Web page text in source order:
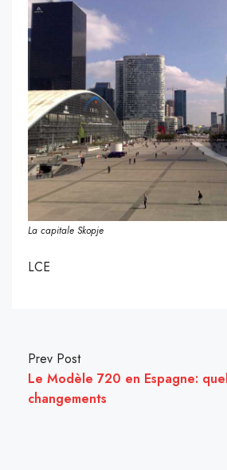
La capitale Skopje
LCE
Prev Post
Le Modèle 720 en Espagne:
changements